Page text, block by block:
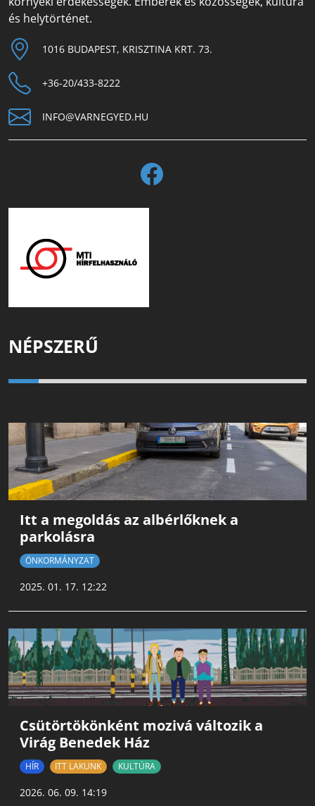
és helytörténet.
1016 BUDAPEST, KRISZTINA KRT. 73.
+36-20/433-8222
INFO@VARNEGYED.HU
NÉPSZERŰ
Itt a megoldás az albérlőknek a
parkolásra
ÖNKORMÁNYZAT
2025. 01. 17. 12:22
Csütörtökönként mozivá változik a
Virág Benedek Ház
HÍR ITT LAKUNK KULTÚRA
2026. 06. 09. 14:19